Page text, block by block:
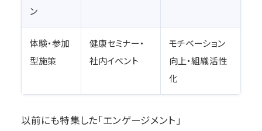
ン
体験・参加
型施策
健康セミナー・
社内イベント
モチベーション
向上・組織活性
化
以前にも特集した「エンゲージメント」